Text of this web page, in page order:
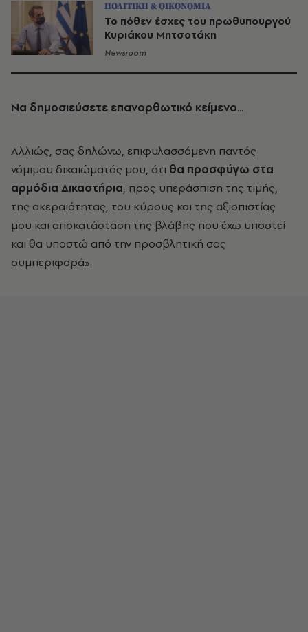
ΠΟΛΙΤΙΚΗ & ΟΙΚΟΝΟΜΙΑ
Το πόθεν έσχες του πρωθυπουργού
Κυριάκου Μητσοτάκη
Newsroom
Να δημοσιεύσετε επανορθωτικό κείμενο...
Αλλιώς, σας δηλώνω, επιφυλασσόμενη παντός
νόμιμου δικαιώματός μου, ότι θα προσφύγω στα
αρμόδια Δικαστήρια, προς υπεράσπιση της τιμής,
της ακεραιότητας, του κύρους και της αξιοπιστίας
μου και αποκατάσταση της βλάβης που έχω υποστεί
και θα υποστώ από την προσβλητική σας
συμπεριφορά».